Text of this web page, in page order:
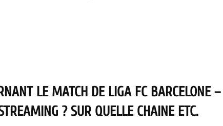
LE MATCH DE LIGA FC BARCELONE –
? SUR QUELLE CHAINE ETC.